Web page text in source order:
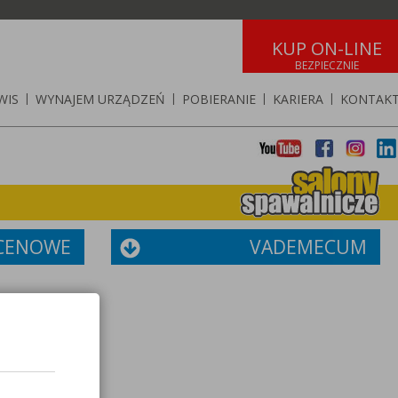
KUP ON-LINE
| WYNAJEM URZĄDZEŃ | POBIERANIE | KARIERA |
VADEMECUM